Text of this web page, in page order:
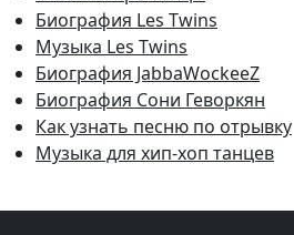
Биография Les Twins
Музыка Les Twins
Биография JabbaWockeeZ
Биография Сони Геворкян
Как узнать песню по отрывку
Музыка для хип-хоп танцев